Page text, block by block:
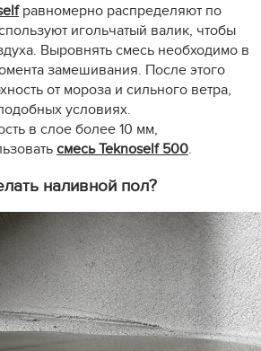
равномерно распределяют по
игольчатый валик, чтобы
Выровнять смесь необходимо в
замешивания. После этого
от мороза и сильного ветра,
условиях.
в слое более 10 мм,
смесь Teknoself 500.
наливной пол?